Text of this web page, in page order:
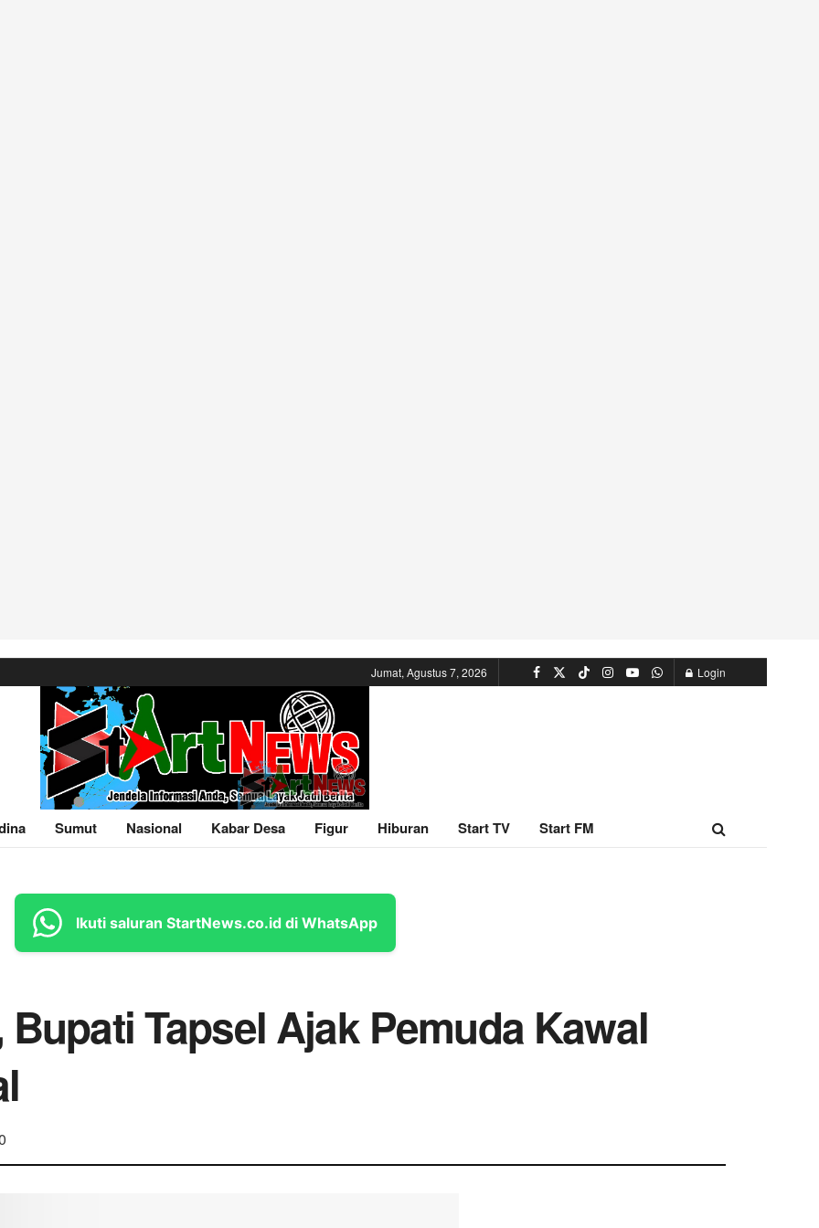
Jumat, Agustus 7, 2026 Login
Sumut Nasional Kabar Desa Figur Hiburan Start TV Start FM
Ikuti saluran StartNews.co.id di WhatsApp
Tapsel Ajak Pemuda Kawal